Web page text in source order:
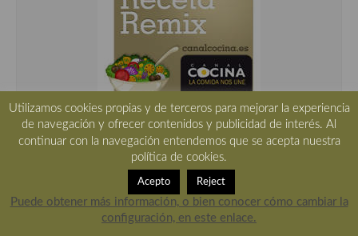
Colaboradores de Cocina y Aficiones
Utilizamos cookies propias y de terceros para mejorar la experiencia
de navegación y ofrecer contenidos y publicidad de interés. Al
continuar con la navegación entendemos que se acepta nuestra
política de cookies.
Acepto Reject
Puede obtener más información, o bien conocer cómo cambiar la
configuración, en este enlace.